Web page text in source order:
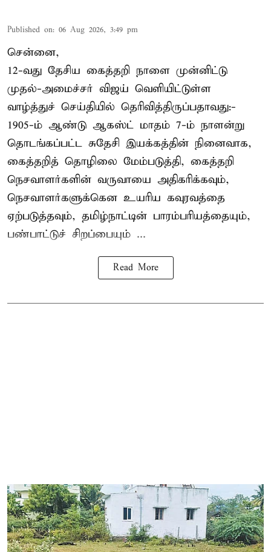
Published on: 06 Aug 2026, 3:49 pm
சென்னை,
12-வது தேசிய கைத்தறி நாளை முன்னிட்டு
முதல்-அமைச்சர் விஜய் வெளியிட்டுள்ள
வாழ்த்துச் செய்தியில் தெரிவித்திருப்பதாவது:-
1905-ம் ஆண்டு ஆகஸ்ட் மாதம் 7-ம் நாளன்று
தொடங்கப்பட்ட சுதேசி இயக்கத்தின் நினைவாக,
கைத்தறித் தொழிலை மேம்படுத்தி, கைத்தறி
நெசவாளர்களின் வருவாயை அதிகரிக்கவும்,
நெசவாளர்களுக்கென உயரிய கவுரவத்தை
ஏற்படுத்தவும், தமிழ்நாட்டின் பாரம்பரியத்தையும்,
பண்பாட்டுச் சிறப்பையும் ...
Read More